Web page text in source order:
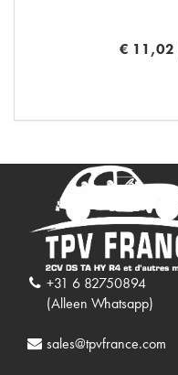
€ 11,02
+31 6 82750894
(Alleen Whatsapp)
sales@tpvfrance.com